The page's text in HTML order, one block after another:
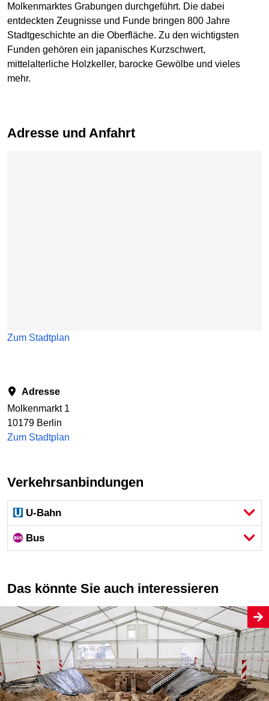
Molkenmarktes Grabungen durchgeführt. Die dabei
entdeckten Zeugnisse und Funde bringen 800 Jahre
Stadtgeschichte an die Oberfläche. Zu den wichtigsten
Funden gehören ein japanisches Kurzschwert,
mittelalterliche Holzkeller, barocke Gewölbe und vieles
mehr.
Adresse und Anfahrt
Zum Stadtplan
Adresse
Molkenmarkt 1
10179 Berlin
Zum Stadtplan
Verkehrsanbindungen
U-Bahn
Bus
Das könnte Sie auch interessieren